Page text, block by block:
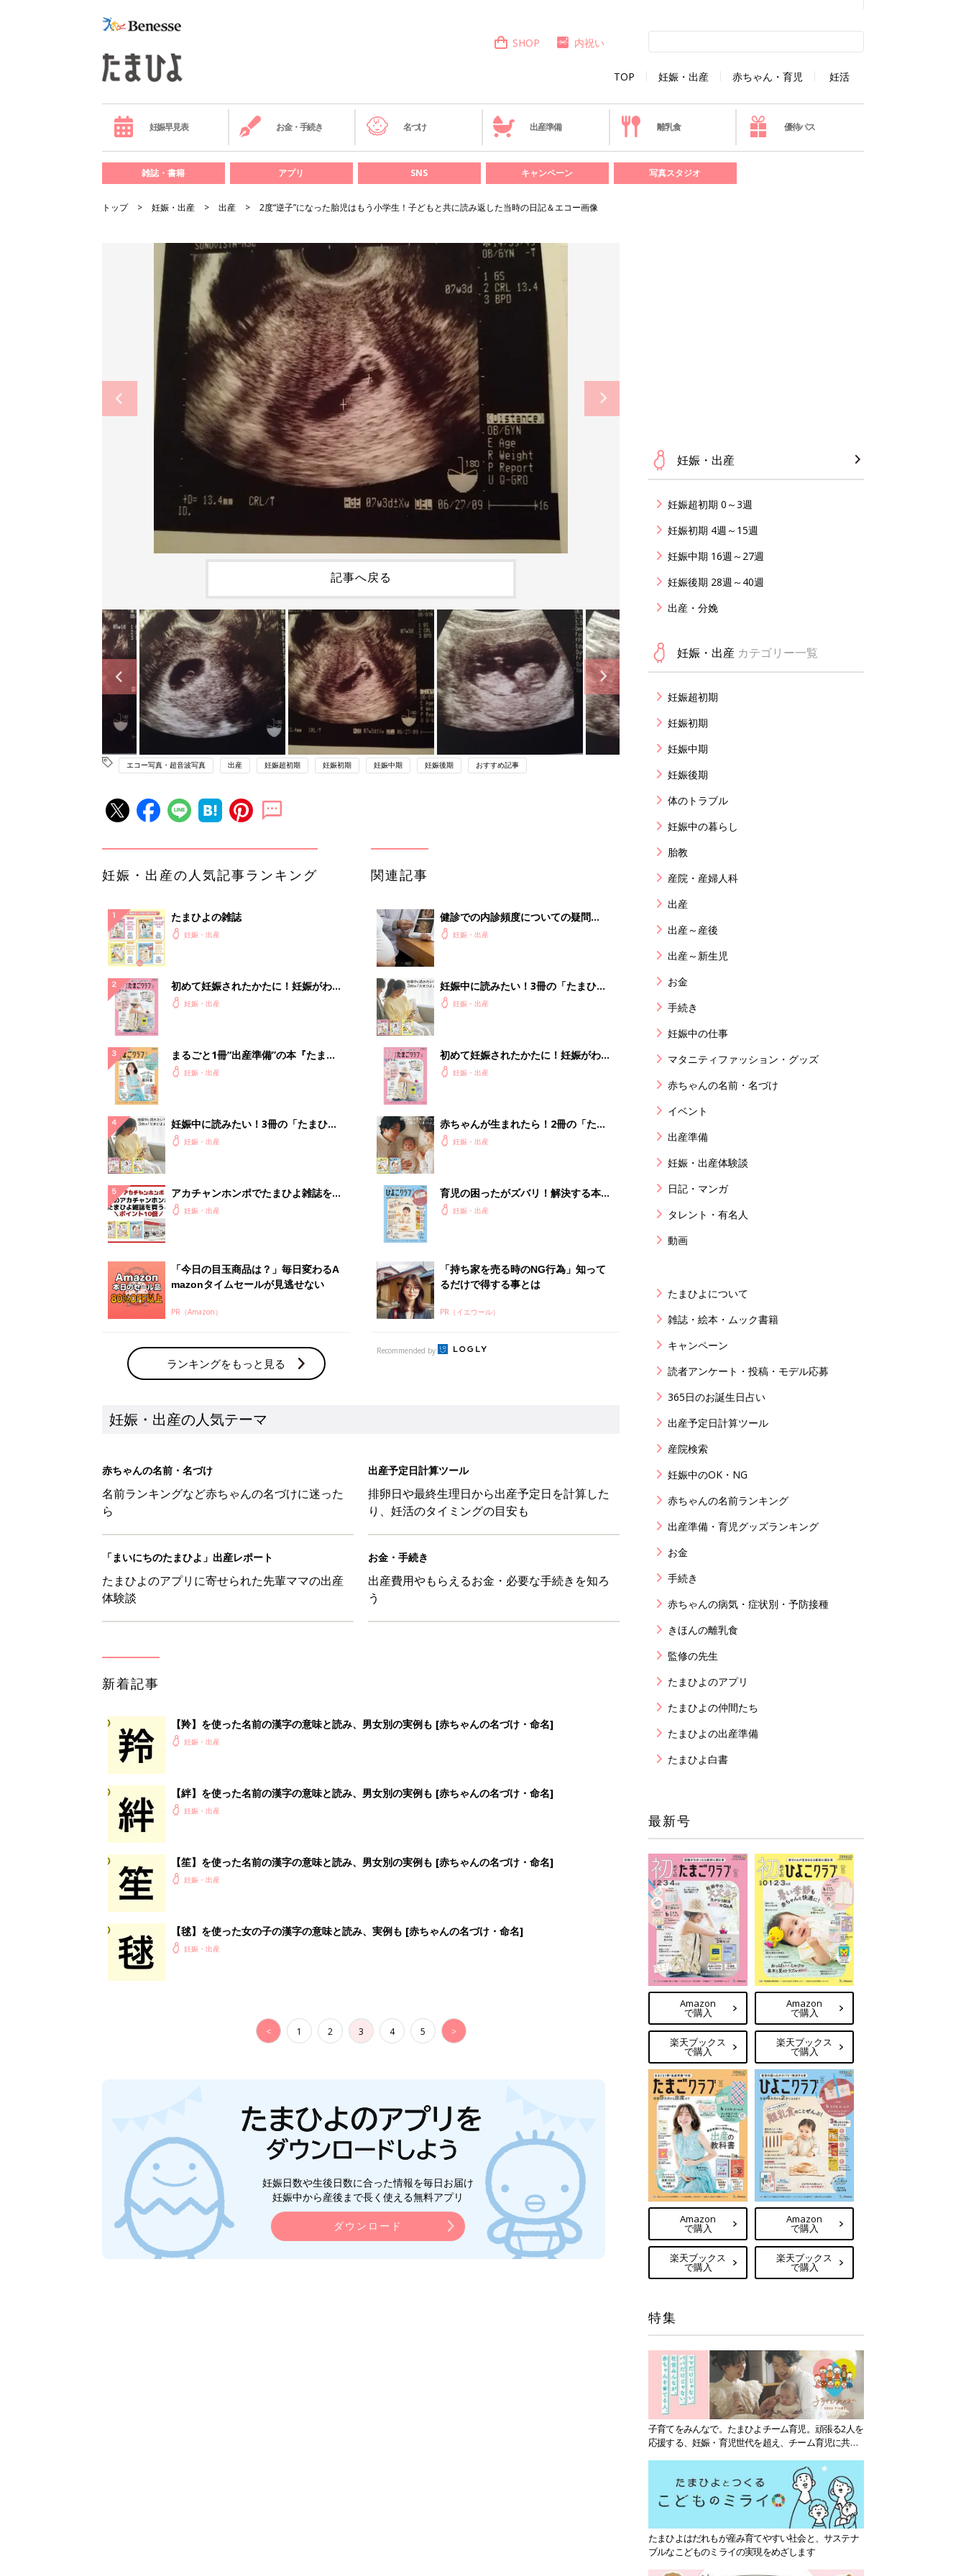
TOP 妊娠・出産 赤ちゃん・育児 妊活
SHOP 内祝い
妊娠早見表 お金・手続き 名づけ 出産準備 離乳食 優待パス
雑誌・書籍 アプリ SNS キャンペーン 写真スタジオ
トップ 妊娠・出産 出産 2度“逆子”になった胎児はもう小学生！子どもと共に読み返した当時の日記＆エコー画像
記事へ戻る
エコー写真・超音波写真 出産 妊娠超初期 妊娠初期 妊娠中期 妊娠後期 おすすめ記事
妊娠・出産の人気記事ランキング
たまひよの雑誌
妊娠・出産
初めて妊娠されたかたに！妊娠がわか
ったら最初に読む本『初めてのたまご
妊娠・出産
まるごと1冊“出産準備”の本『たまご
クラブ 夏号』〈スペシャル大特集〉
妊娠・出産
妊娠中に読みたい！3冊の「たまひ
よ」妊娠・出産
アカチャンホンポでたまひよ雑誌を買
うとポイント10倍【期間限定】
妊娠・出産
「今日の目玉商品は？」毎日変わるA
mazonタイムセールが見逃せない
PR（Amazon）
ランキングをもっと見る
関連記事
健診での内診頻度についての疑問
－”まいにちのたまひよ”の体験談
妊娠・出産
妊娠中に読みたい！3冊の「たまひ
よ」妊娠・出産
初めて妊娠されたかたに！妊娠がわか
ったら最初に読む本『初めてのたまご
妊娠・出産
赤ちゃんが生まれたら！2冊の「たま
ひよ」
妊娠・出産
育児の困ったがズバリ！解決する本
『ひよこクラブ 秋号』 4カ月～2才
妊娠・出産
「持ち家を売る時のNG行為」知って
るだけで得する事とは
PR（イエウール）
Recommended by
妊娠・出産の人気テーマ
赤ちゃんの名前・名づけ
名前ランキングなど赤ちゃんの名づけに迷った
ら
出産予定日計算ツール
排卵日や最終生理日から出産予定日を計算した
り、妊活のタイミングの目安も
「まいにちのたまひよ」出産レポート
たまひよのアプリに寄せられた先輩ママの出産
体験談
お金・手続き
出産費用やもらえるお金・必要な手続きを知ろ
う
新着記事
【羚】を使った名前の漢字の意味と読み、男女別の実例も [赤ちゃんの名づけ・命名]
妊娠・出産
【絆】を使った名前の漢字の意味と読み、男女別の実例も [赤ちゃんの名づけ・命名]
妊娠・出産
【笙】を使った名前の漢字の意味と読み、男女別の実例も [赤ちゃんの名づけ・命名]
妊娠・出産
【毬】を使った女の子の漢字の意味と読み、実例も [赤ちゃんの名づけ・命名]
妊娠・出産
< 1 2 3 4 5 >
妊娠日数や生後日数に合った情報を毎日お届け
妊娠中から産後まで長く使える無料アプリ
ダウンロード
妊娠・出産
妊娠超初期 0～3週
妊娠初期 4週～15週
妊娠中期 16週～27週
妊娠後期 28週～40週
出産・分娩
妊娠・出産 カテゴリー一覧
妊娠超初期
妊娠初期
妊娠中期
妊娠後期
体のトラブル
妊娠中の暮らし
胎教
産院・産婦人科
出産
出産～産後
出産～新生児
お金
手続き
妊娠中の仕事
マタニティファッション・グッズ
赤ちゃんの名前・名づけ
イベント
出産準備
妊娠・出産体験談
日記・マンガ
タレント・有名人
動画
たまひよについて
雑誌・絵本・ムック書籍
キャンペーン
読者アンケート・投稿・モデル応募
365日のお誕生日占い
出産予定日計算ツール
産院検索
妊娠中のOK・NG
赤ちゃんの名前ランキング
出産準備・育児グッズランキング
お金
手続き
赤ちゃんの病気・症状別・予防接種
きほんの離乳食
監修の先生
たまひよのアプリ
たまひよの仲間たち
たまひよの出産準備
たまひよ白書
最新号
Amazon
で購入
楽天ブックス
で購入
Amazon
で購入
楽天ブックス
で購入
Amazon
で購入
楽天ブックス
で購入
Amazon
で購入
楽天ブックス
で購入
特集
子育てをみんなで。たまひよチーム育児。頑張る2人を
応援する、妊娠・育児世代を超え、チーム育児に共感
たまひよはだれもが産み育てやすい社会と、サステナ
ブルなこどものミライの実現をめざします